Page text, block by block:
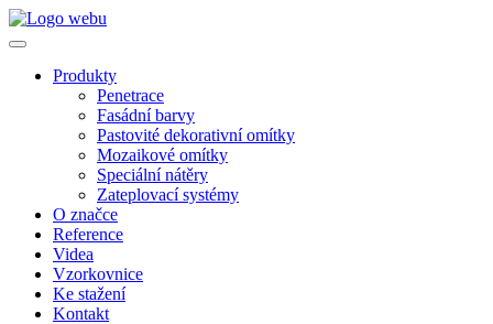
Produkty
Penetrace
Fasádní barvy
Pastovité dekorativní omítky
Mozaikové omítky
Speciální nátěry
Zateplovací systémy
O značce
Reference
Videa
Vzorkovnice
Ke stažení
Kontakt